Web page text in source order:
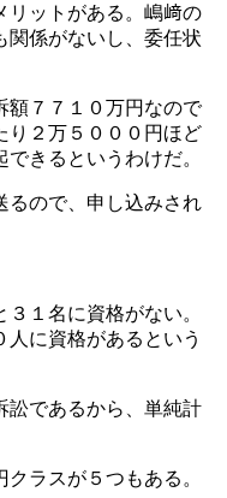
リットがある。嶋﨑の
関係がないし、委任状
７７１０万円なので
り２万５０００円ほど
きるというわけだ。
ので、申し込みされ
１名に資格がない。
に資格があるという
であるから、単純計
ラスが５つもある。